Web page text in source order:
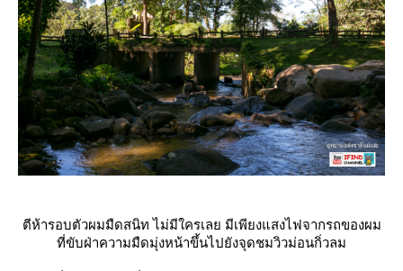
ตีห้ารอบตัวผมมืดสนิท ไม่มีใครเลย มีเพียงแสงไฟจากรถของผม
ที่ขับฝ่าความมืดมุ่งหน้าขึ้นไปยังจุดชมวิวม่อนกิ่วลม